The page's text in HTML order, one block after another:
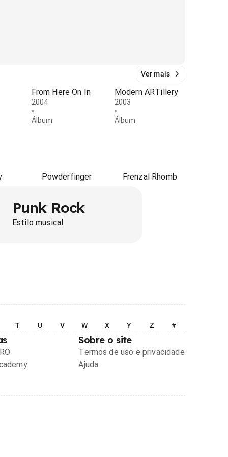
Ver mais
From Here On In
2004
•
Álbum
Modern ARTillery
2003
•
Álbum
Powderfinger Frenzal Rhomb
Punk Rock
Estilo musical
T U V W X Y Z #
Sobre o site
Termos de uso e privacidade
Ajuda